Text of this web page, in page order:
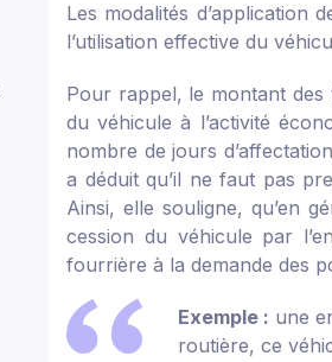
Les modalités d’application
l’utilisation effective du
Pour rappel, le montant des
du véhicule à l’activité
nombre de jours
a déduit qu’il ne faut pas
Ainsi, elle souligne, qu’en
cession du véhicule par
fourrière à la demande des
Exemple : une
routière, ce